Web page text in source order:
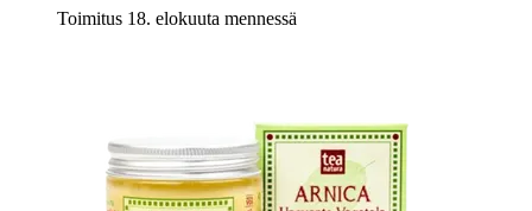
Toimitus 18. elokuuta mennessä